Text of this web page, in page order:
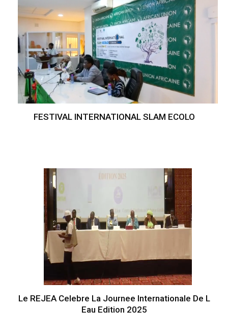
FESTIVAL INTERNATIONAL SLAM ECOLO
Le REJEA Celebre La Journee Internationale De L
Eau Edition 2025